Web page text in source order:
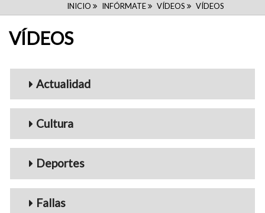
RUTA
INICIO INFÓRMATE VÍDEOS VÍDEOS
VÍDEOS
Menu_Videos
Actualidad
Cultura
Deportes
Fallas